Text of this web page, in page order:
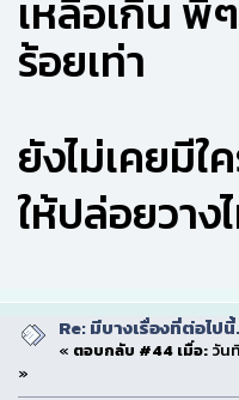
เหลือเกิน พี่
ร้อยเท่า
ยังไม่เคยมี
ให้ปล่อยวา
Re: มีบางเรื่องที่ต่อไป
« ตอบกลับ #44 เมื่อ:วัน
»